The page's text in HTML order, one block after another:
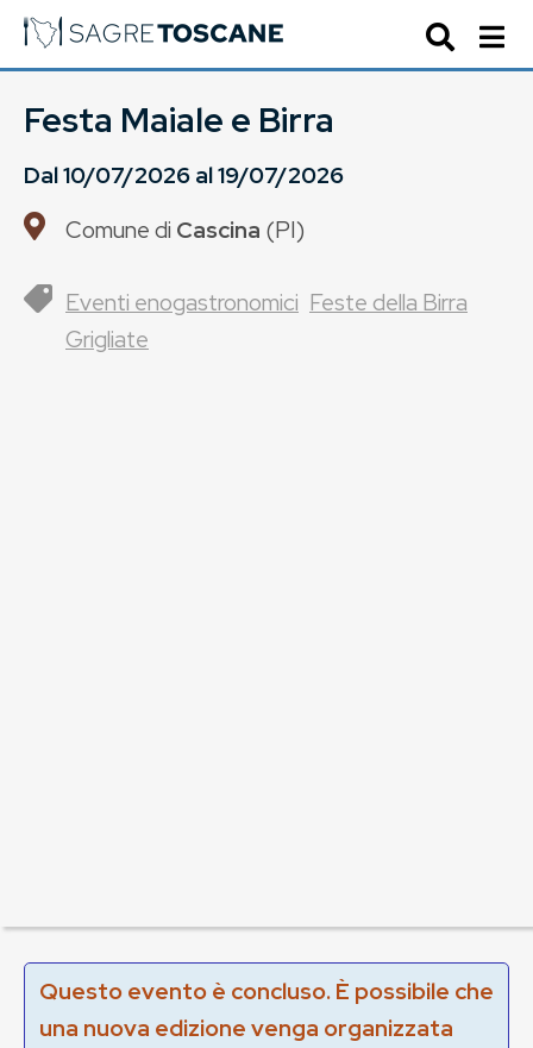
Festa Maiale e Birra
Dal10/07/2026al19/07/2026
Comune di Cascina (PI)
Eventi enogastronomici Feste della Birra
Grigliate
Questo evento è concluso. È possibile che
una nuova edizione venga organizzata